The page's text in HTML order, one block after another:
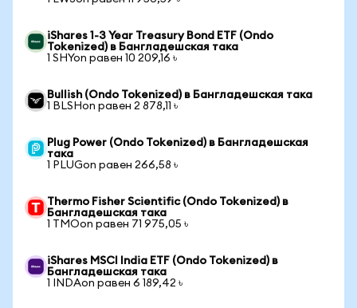
iShares 1-3 Year Treasury Bond ETF (Ondo
Tokenized) в Бангладешская така
1 SHYon равен 10 209,16 ৳
Bullish (Ondo Tokenized) в Бангладешская така
1 BLSHon равен 2 878,11 ৳
Plug Power (Ondo Tokenized) в Бангладешская
така
1 PLUGon равен 266,58 ৳
Thermo Fisher Scientific (Ondo Tokenized) в
Бангладешская така
1 TMOon равен 71 975,05 ৳
iShares MSCI India ETF (Ondo Tokenized) в
Бангладешская така
1 INDAon равен 6 189,42 ৳